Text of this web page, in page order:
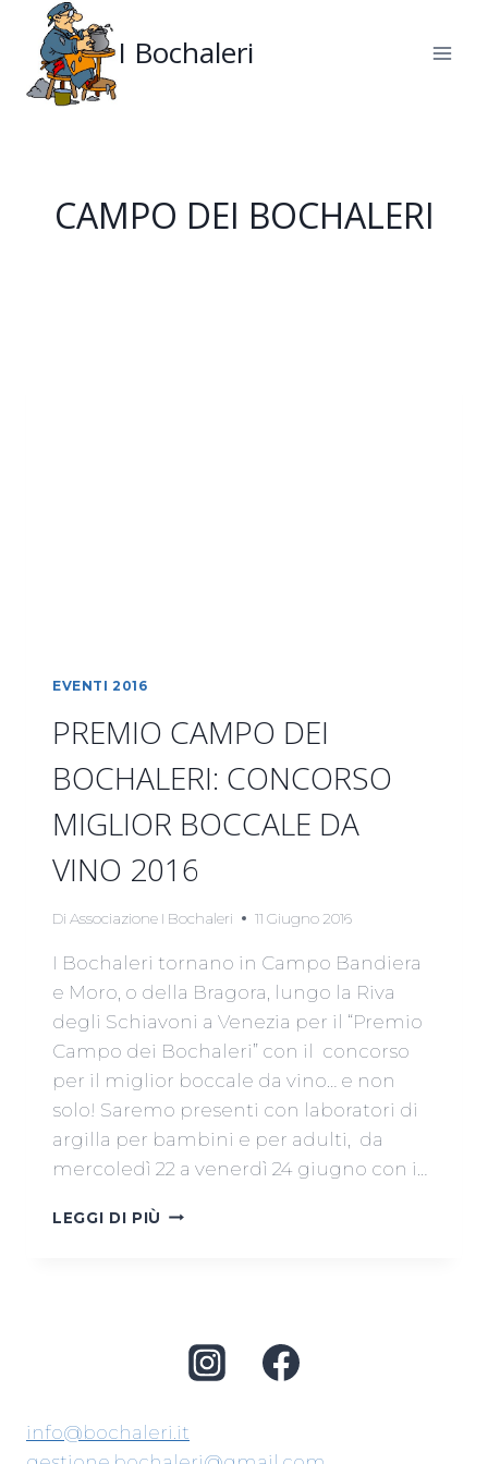
contenuto
I Bochaleri
CAMPO DEI BOCHALERI
EVENTI 2016
PREMIO CAMPO DEI
BOCHALERI: CONCORSO
MIGLIOR BOCCALE DA
VINO 2016
Di Associazione I Bochaleri 11 Giugno 2016
I Bochaleri tornano in Campo Bandiera
e Moro, o della Bragora, lungo la Riva
degli Schiavoni a Venezia per il “Premio
Campo dei Bochaleri” con il concorso
per il miglior boccale da vino… e non
solo! Saremo presenti con laboratori di
argilla per bambini e per adulti, da
mercoledì 22 a venerdì 24 giugno con i…
LEGGI DI PIÙ PREMIO
BOCCALE
info@bochaleri.it